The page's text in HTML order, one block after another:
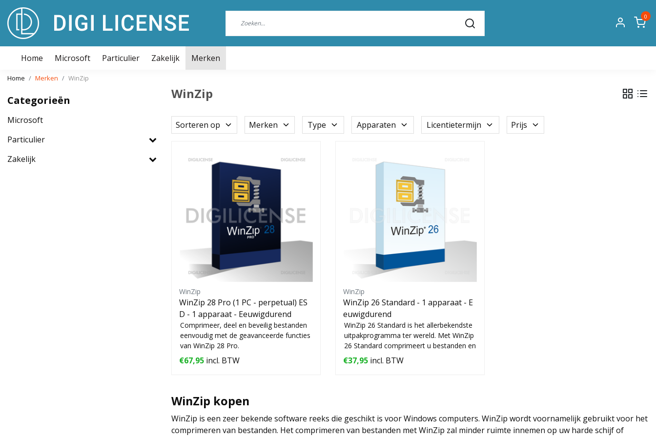
0
Home Microsoft Particulier Zakelijk Merken
Home Merken WinZip
Categorieën
Microsoft
Particulier
Zakelijk
WinZip
Sorteren op Merken Type Apparaten Licentietermijn Prijs
WinZip
WinZip 28 Pro (1 PC - perpetual) ES
D - 1 apparaat - Eeuwigdurend
Comprimeer, deel en beveilig bestanden
eenvoudig met de geavanceerde functies
van WinZip 28 Pro.
€67,95 incl. BTW
WinZip
WinZip 26 Standard - 1 apparaat - E
euwigdurend
WinZip 26 Standard is het allerbekendste
uitpakprogramma ter wereld. Met WinZip
26 Standard comprimeert u bestanden en
v...
€37,95 incl. BTW
WinZip kopen
WinZip is een zeer bekende software reeks die geschikt is voor Windows computers. WinZip wordt voornamelijk gebruikt voor het
comprimeren van bestanden. Het comprimeren van bestanden met WinZip zal minder ruimte innemen op uw harde schijf of